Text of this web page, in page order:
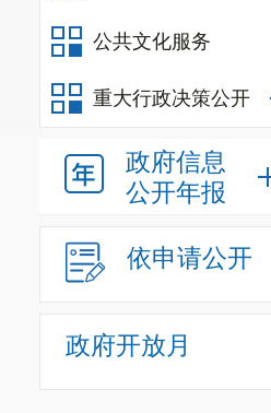
公共文化服务
重大行政决策公开
政府信息
公开年报
依申请公开
政府开放月